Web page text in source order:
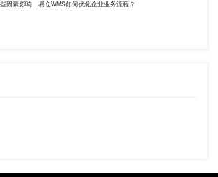
因素影响，易仓WMS如何优化企业业务流程？